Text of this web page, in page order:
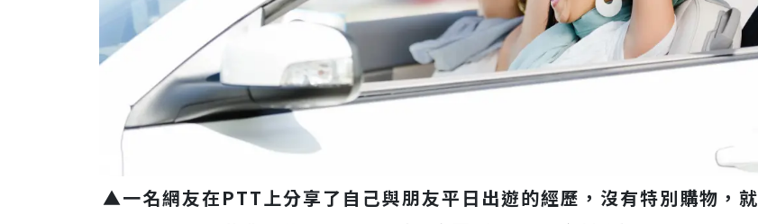
▲一名網友在PTT上分享了自己與朋友平日出遊的經歷，沒有特別購物，就